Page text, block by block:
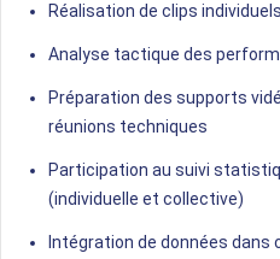
Réalisation de clips
Analyse tactique des
Préparation des supports
réunions techniques
Participation au suivi
(individuelle et collective)
Intégration de données dans